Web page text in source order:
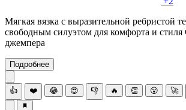
Мягкая вязка с выразительной ребристой
свободным силуэтом для комфорта и
джемпера
Подробнее
👍 ❤️ 😂 😍 👎 🔥 👏 😮 🚀